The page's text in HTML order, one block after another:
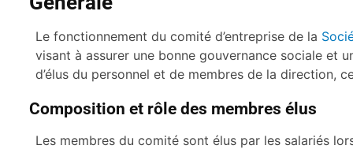
Le fonctionnement du comité d’entreprise de la
visant à assurer une bonne gouvernance sociale et
d’élus du personnel et de membres de la direction,
Composition et rôle des membres élus
Les membres du comité sont élus par les salariés